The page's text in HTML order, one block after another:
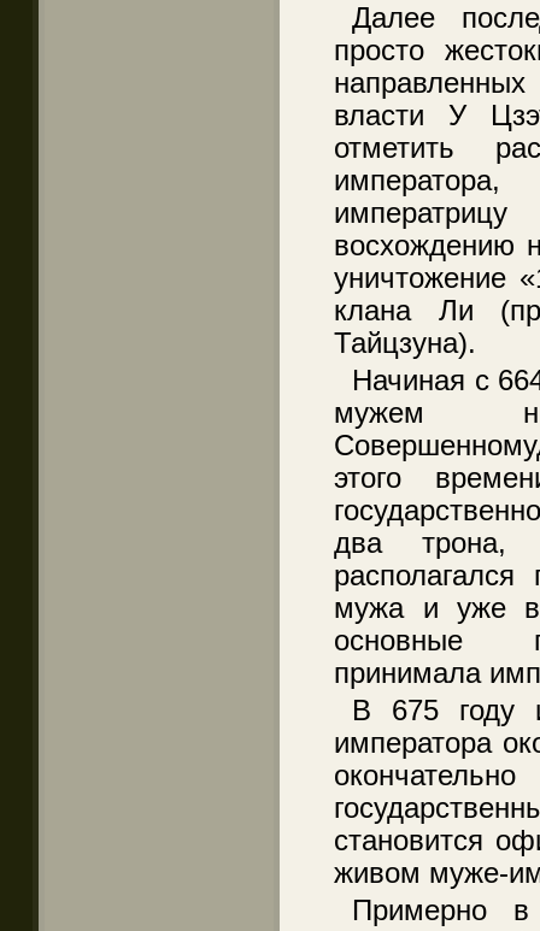
Далее
просто
власти У
отметить
восхождению
уничтожение
клана Ли
Тайцзуна).
Начиная с
мужем
этого
два трона,
мужа и уже в
основные
принимала
В 675 году
императора
становится
живом муже-
Примерно